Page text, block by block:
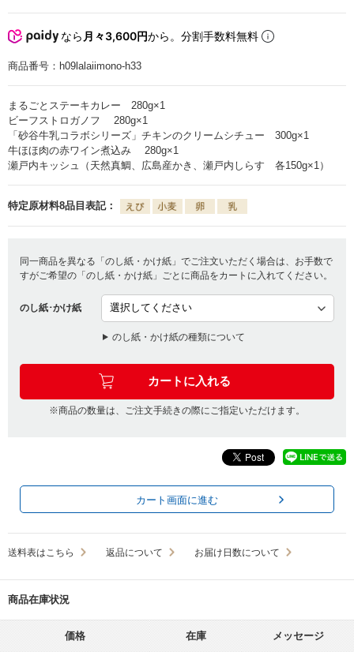
なら 月々3,600円から。分割手数料無料
商品番号： h09lalaiimono-h33
まるごとステーキカレー 280g×1
ビーフストロガノフ 280g×1
「砂谷牛乳コラボシリーズ」チキンのクリームシチュー 300g×1
牛ほほ肉の赤ワイン煮込み 280g×1
瀬戸内キッシュ（天然真鯛、広島産かき、瀬戸内しらす 各150g×1）
特定原材料8品目表記：
同一商品を異なる「のし紙・かけ紙」でご注文いただく場合は、お手数で
すがご希望の「のし紙・かけ紙」ごとに商品をカートに入れてください。
のし紙･かけ紙
のし紙・かけ紙の種類について
※商品の数量は、ご注文手続きの際にご指定いただけます。
カート画面に進む
送料表はこちら 返品について お届け日数について
商品在庫状況
価格 在庫 メッセージ